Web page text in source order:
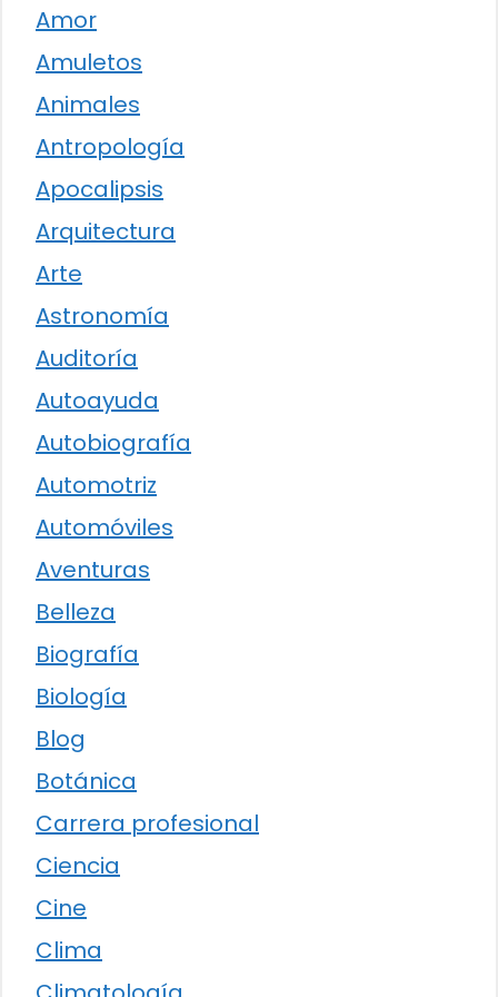
Amor
Amuletos
Animales
Antropología
Apocalipsis
Arquitectura
Arte
Astronomía
Auditoría
Autoayuda
Autobiografía
Automotriz
Automóviles
Aventuras
Belleza
Biografía
Biología
Blog
Botánica
Carrera profesional
Ciencia
Cine
Clima